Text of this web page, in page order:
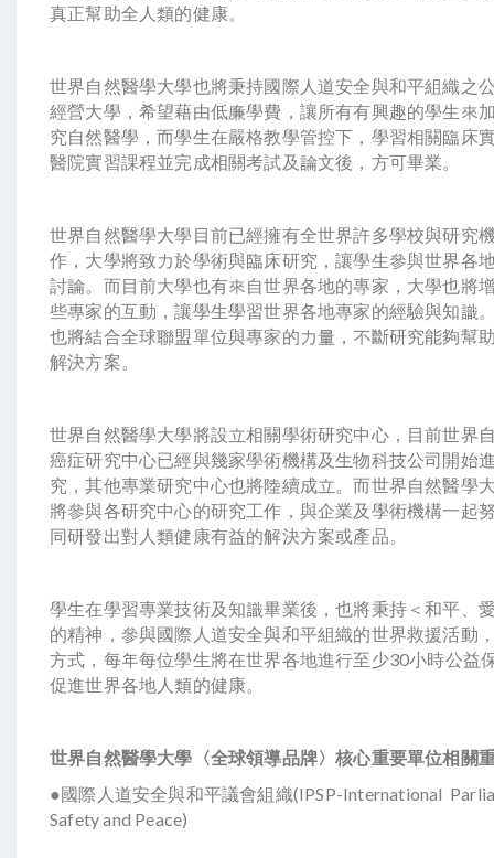
真正幫助全人類的健康。
世界自然醫學大學也將秉持國際人道安全與和平組織之
經營大學，希望藉由低廉學費，讓所有有興趣的學生來
究自然醫學，而學生在嚴格教學管控下，學習相關臨床
醫院實習課程並完成相關考試及論文後，方可畢業。
世界自然醫學大學目前已經擁有全世界許多學校與研究
作，大學將致力於學術與臨床研究，讓學生參與世界各
討論。而目前大學也有來自世界各地的專家，大學也將
些專家的互動，讓學生學習世界各地專家的經驗與知識
也將結合全球聯盟單位與專家的力量，不斷研究能夠幫
解決方案。
世界自然醫學大學將設立相關學術研究中心，目前世界
癌症研究中心已經與幾家學術機構及生物科技公司開始
究，其他專業研究中心也將陸續成立。而世界自然醫學
將參與各研究中心的研究工作，與企業及學術機構一起
同研發出對人類健康有益的解決方案或產品。
學生在學習專業技術及知識畢業後，也將秉持＜和平、
的精神，參與國際人道安全與和平組織的世界救援活動
方式，每年每位學生將在世界各地進行至少30小時公益
促進世界各地人類的健康。
世界自然醫學大學 〈全球領導品牌〉核心重要單位相關
●國際人道安全與和平議會組織(IPSP-International
Safety and Peace)